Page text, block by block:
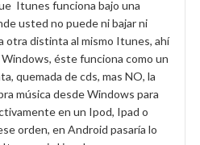
Itunes funciona bajo una
usted no puede ni bajar ni
otra distinta al mismo Itunes, ahí
éste funciona como un
quemada de cds, mas NO, la
música desde Windows para
en un Ipod, Ipad o
orden, en Android pasaría lo